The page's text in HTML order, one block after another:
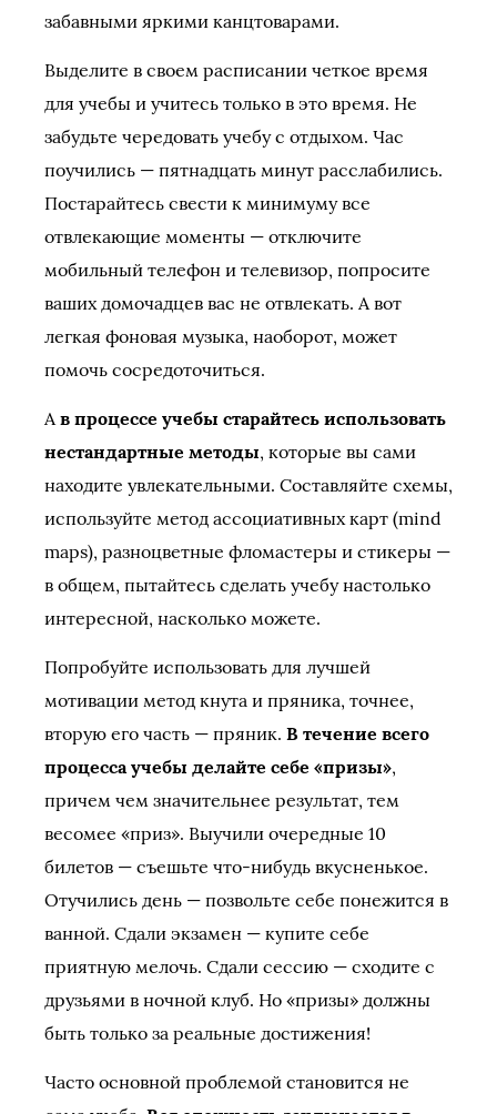
забавными яркими канцтоварами.
Выделите в своем расписании четкое время
для учебы и учитесь только в это время. Не
забудьте чередовать учебу с отдыхом. Час
поучились — пятнадцать минут расслабились.
Постарайтесь свести к минимуму все
отвлекающие моменты — отключите
мобильный телефон и телевизор, попросите
ваших домочадцев вас не отвлекать. А вот
легкая фоновая музыка, наоборот, может
помочь сосредоточиться.
Ав процессе учебы старайтесь использовать
нестандартные методы, которые вы сами
находите увлекательными. Составляйте схемы,
используйте метод ассоциативных карт (mind
maps), разноцветные фломастеры и стикеры —
в общем, пытайтесь сделать учебу настолько
интересной, насколько можете.
Попробуйте использовать для лучшей
мотивации метод кнута и пряника, точнее,
вторую его часть — пряник. В течение всего
процесса учебы делайте себе «призы»,
причем чем значительнее результат, тем
весомее «приз». Выучили очередные 10
билетов — съешьте что-нибудь вкусненькое.
Отучились день — позвольте себе понежится в
ванной. Сдали экзамен — купите себе
приятную мелочь. Сдали сессию — сходите с
друзьями в ночной клуб. Но «призы» должны
быть только за реальные достижения!
Часто основной проблемой становится не